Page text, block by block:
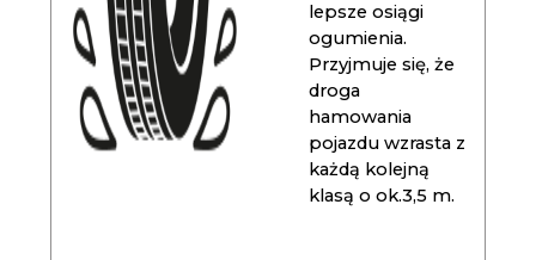
lepsze osiągi
ogumienia.
Przyjmuje się, że
droga
hamowania
pojazdu wzrasta z
każdą kolejną
klasą o ok.3,5 m.